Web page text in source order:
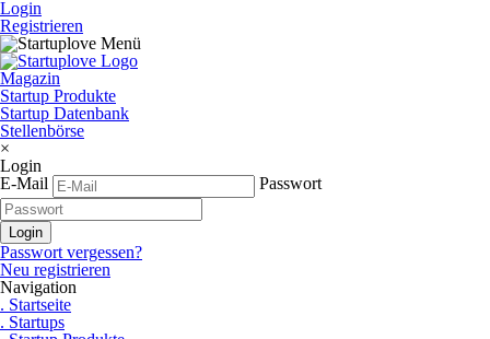
Login
Registrieren
Magazin
Startup Produkte
Startup Datenbank
Stellenbörse
×
Login
E-Mail
Passwort
Passwort vergessen?
Neu registrieren
Navigation
. Startseite
. Startups